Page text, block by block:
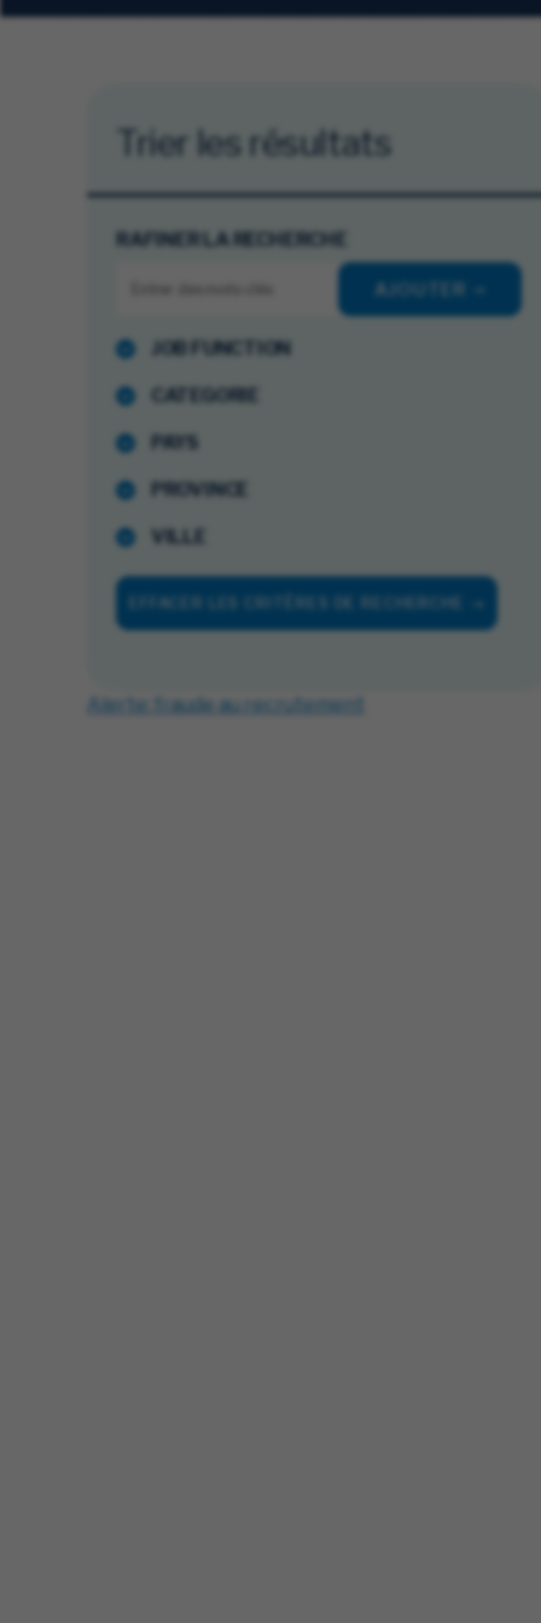
Trier les résultats
RAFINER LA RECHERCHE
AJOUTER
JOB FUNCTION
CATEGORIE
PAYS
PROVINCE
VILLE
EFFACER LES CRITÈRES DE RECHERCHE
Alerte: fraude au recrutement